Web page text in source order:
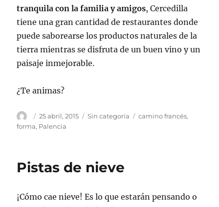
tranquila con la familia y amigos, Cercedilla
tiene una gran cantidad de restaurantes donde
puede saborearse los productos naturales de la
tierra mientras se disfruta de un buen vino y un
paisaje inmejorable.
¿Te animas?
AutorPublicado
el
25 abril, 2015 Categorías
Sin categoría Etiquetas
camino francés,
forma, Palencia
Pistas de nieve
¡Cómo cae nieve! Es lo que estarán pensando o